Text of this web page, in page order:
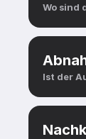
Wo sind
Ist der